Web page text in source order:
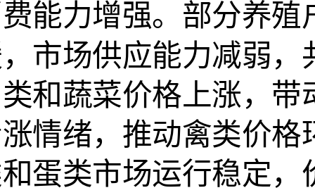
能力增强。部分养
市场供应能力减弱
和蔬菜价格上涨，
情绪，推动禽类价
蛋类市场运行稳定